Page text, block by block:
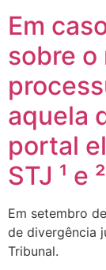
Em
sobre o
aquela
portal
STJ ¹ e ²
Em setembro
de divergência
Tribunal.